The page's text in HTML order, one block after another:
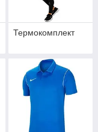
Термокомплект